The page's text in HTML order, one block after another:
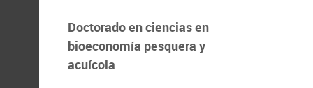
Doctorado en ciencias en
bioeconomía pesquera y
acuícola